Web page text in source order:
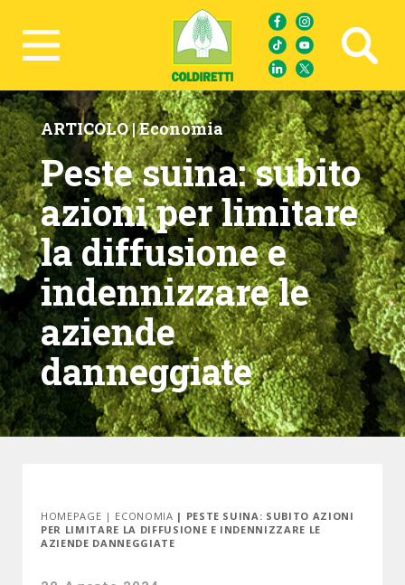
Ricerca avanzata
ARTICOLO |Economia
Peste suina: subito
azioni per limitare
la diffusione e
indennizzare le
aziende
danneggiate
HOMEPAGE | ECONOMIA | PESTE SUINA: SUBITO AZIONI
PER LIMITARE LA DIFFUSIONE E INDENNIZZARE LE
AZIENDE DANNEGGIATE